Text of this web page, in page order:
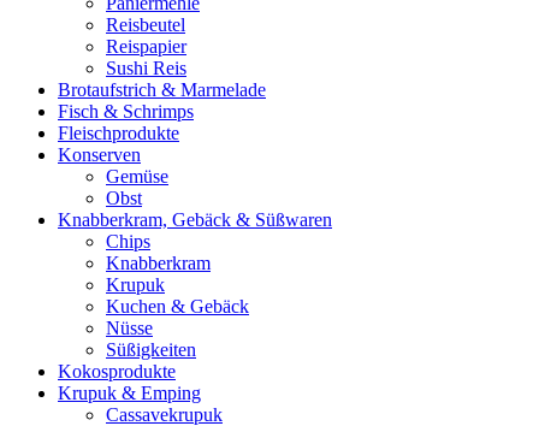
Reisbeutel
Reispapier
Sushi Reis
Brotaufstrich & Marmelade
Fisch & Schrimps
Fleischprodukte
Konserven
Gemüse
Obst
Knabberkram, Gebäck & Süßwaren
Chips
Knabberkram
Krupuk
Kuchen & Gebäck
Nüsse
Süßigkeiten
Kokosprodukte
Krupuk & Emping
Cassavekrupuk